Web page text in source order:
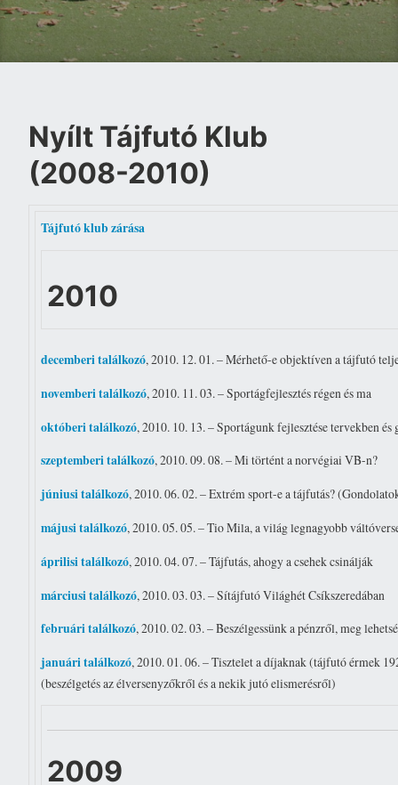
Nyílt Tájfutó Klub
(2008-2010)
Tájfutó klub zárása
2010
decemberi találkozó, 2010. 12. 01. – Mérhető-e objektíven a tájfutó
novemberi találkozó, 2010. 11. 03. – Sportágfejlesztés régen és ma
októberi találkozó, 2010. 10. 13. – Sportágunk fejlesztése tervekben
szeptemberi találkozó, 2010. 09. 08. – Mi történt a norvégiai VB-n?
júniusi találkozó, 2010. 06. 02. – Extrém sport-e a tájfutás?
májusi találkozó, 2010. 05. 05. – Tio Mila, a világ legnagyobb
áprilisi találkozó, 2010. 04. 07. – Tájfutás, ahogy a csehek csinálják
márciusi találkozó, 2010. 03. 03. – Sítájfutó Világhét Csíkszeredában
februári találkozó, 2010. 02. 03. – Beszélgessünk a pénzről, meg
januári találkozó, 2010. 01. 06. – Tisztelet a díjaknak (tájfutó érmek
(beszélgetés az élversenyzőkről és a nekik jutó elismerésről)
2009